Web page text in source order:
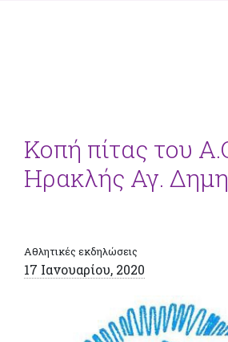
Κοπή πίτας του
Ηρακλής Αγ.
Αθλητικές εκδηλώσεις
17 Ιανουαρίου, 2020